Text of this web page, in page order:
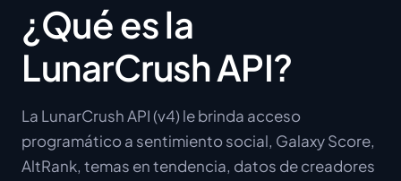
¿Qué es la
LunarCrush API?
La LunarCrush API (v4) le brinda acceso
programático a sentimiento social, Galaxy Score,
AltRank, temas en tendencia, datos de creadores